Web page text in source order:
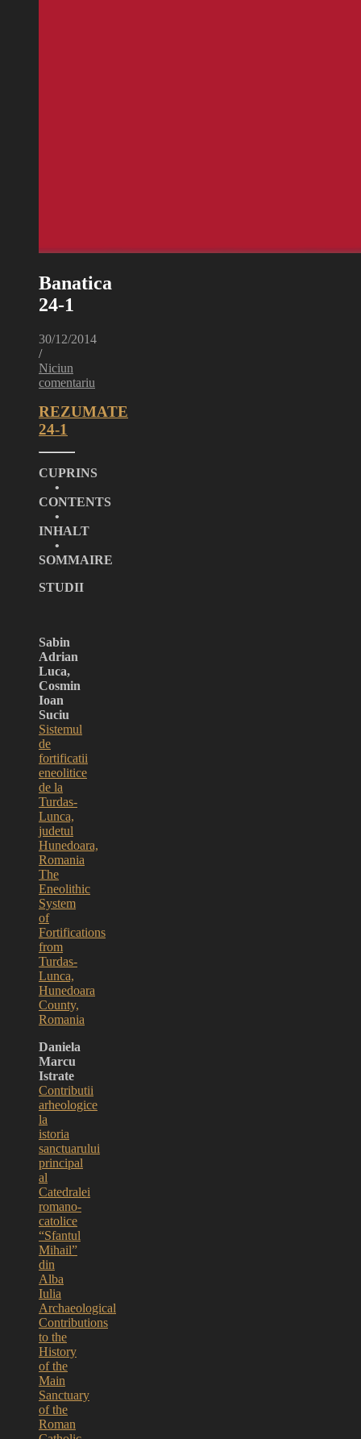
Banatica
24-1
30/12/2014
/
Niciun
comentariu
REZUMATE
24-1
CUPRINS
•
CONTENTS
•
INHALT
•
SOMMAIRE
STUDII
Sabin
Adrian
Luca,
Cosmin
Ioan
Suciu
Sistemul
de
fortificatii
eneolitice
de la
Turdas-
Lunca,
judetul
Hunedoara,
Romania
The
Eneolithic
System
of
Fortifications
from
Turdas-
Lunca,
Hunedoara
County,
Romania
Daniela
Marcu
Istrate
Contributii
arheologice
la
istoria
sanctuarului
principal
al
Catedralei
romano-
catolice
“Sfantul
Mihail”
din
Alba
Iulia
Archaeological
Contributions
to the
History
of the
Main
Sanctuary
of the
Roman